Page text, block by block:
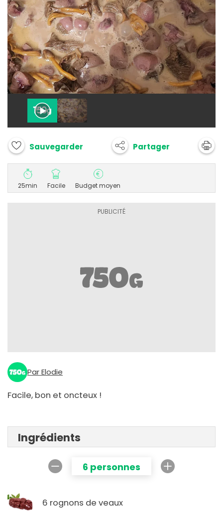
Sauvegarder Partager
25min Facile Budget moyen
Par Elodie
Facile, bon et oncteux !
Ingrédients
6 personnes
6 rognons de veaux